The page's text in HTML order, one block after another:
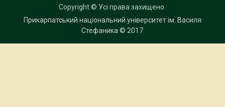
Copyright © Усі права захищено.
Прикарпатський національний університет ім. Василя
Стефаника © 2017